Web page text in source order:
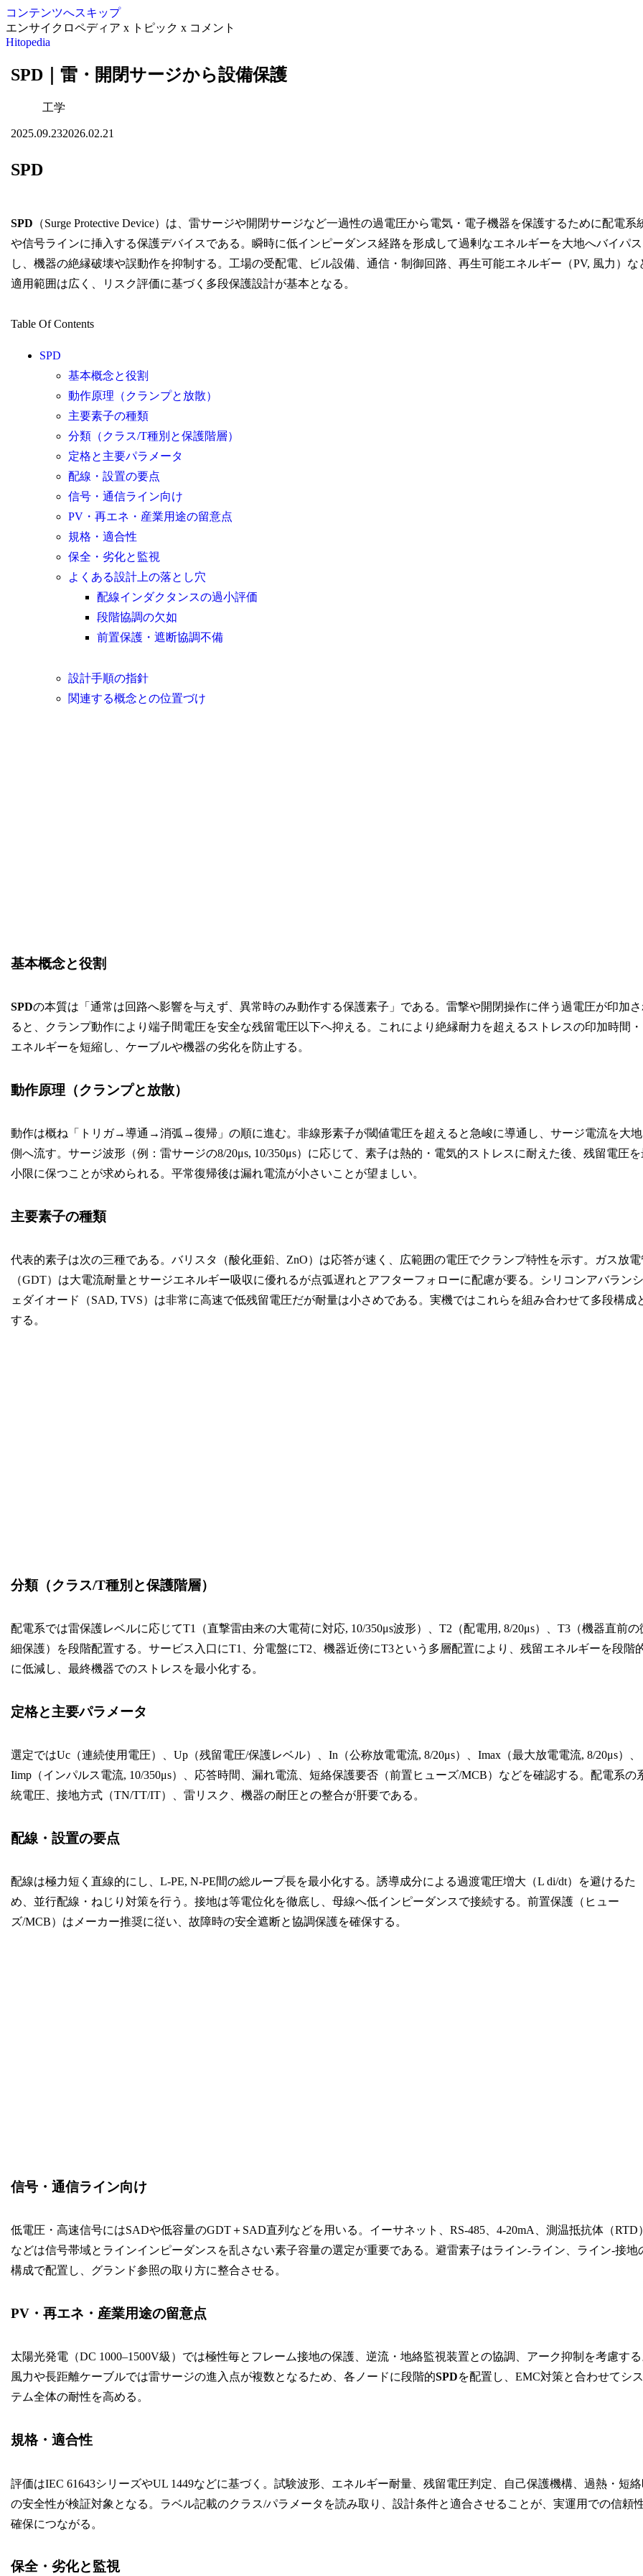
コンテンツへスキップ
エンサイクロペディア x トピック x コメント
Hitopedia
SPD｜雷・開閉サージから設備保護
工学
2025.09.232026.02.21
SPD
SPD （Surge Protective Device）は、雷サージや開閉サージなど一過性の過電圧から電気・電子機器を保護するために配電系
や信号ラインに挿入する保護デバイスである。瞬時に低インピーダンス経路を形成して過剰なエネルギーを大地へバイパス
し、機器の絶縁破壊や誤動作を抑制する。工場の受配電、ビル設備、通信・制御回路、再生可能エネルギー（PV, 風力）な
適用範囲は広く、リスク評価に基づく多段保護設計が基本となる。
Table Of Contents
SPD
基本概念と役割
動作原理（クランプと放散）
主要素子の種類
分類（クラス/T種別と保護階層）
定格と主要パラメータ
配線・設置の要点
信号・通信ライン向け
PV・再エネ・産業用途の留意点
規格・適合性
保全・劣化と監視
よくある設計上の落とし穴
配線インダクタンスの過小評価
段階協調の欠如
前置保護・遮断協調不備
設計手順の指針
関連する概念との位置づけ
基本概念と役割
SPDの本質は「通常は回路へ影響を与えず、異常時のみ動作する保護素子」である。雷撃や開閉操作に伴う過電圧が印加
ると、クランプ動作により端子間電圧を安全な残留電圧以下へ抑える。これにより絶縁耐力を超えるストレスの印加時間・
エネルギーを短縮し、ケーブルや機器の劣化を防止する。
動作原理（クランプと放散）
動作は概ね「トリガ→導通→消弧→復帰」の順に進む。非線形素子が閾値電圧を超えると急峻に導通し、サージ電流を大地
側へ流す。サージ波形（例：雷サージの8/20μs, 10/350μs）に応じて、素子は熱的・電気的ストレスに耐えた後、残留電圧を
小限に保つことが求められる。平常復帰後は漏れ電流が小さいことが望ましい。
主要素子の種類
代表的素子は次の三種である。バリスタ（酸化亜鉛、ZnO）は応答が速く、広範囲の電圧でクランプ特性を示す。ガス放電
（GDT）は大電流耐量とサージエネルギー吸収に優れるが点弧遅れとアフターフォローに配慮が要る。シリコンアバランシ
ェダイオード（SAD, TVS）は非常に高速で低残留電圧だが耐量は小さめである。実機ではこれらを組み合わせて多段構成
する。
分類（クラス/T種別と保護階層）
配電系では雷保護レベルに応じてT1（直撃雷由来の大電荷に対応, 10/350μs波形）、T2（配電用, 8/20μs）、T3（機器直前の
細保護）を段階配置する。サービス入口にT1、分電盤にT2、機器近傍にT3という多層配置により、残留エネルギーを段階
に低減し、最終機器でのストレスを最小化する。
定格と主要パラメータ
選定ではUc（連続使用電圧）、Up（残留電圧/保護レベル）、In（公称放電電流, 8/20μs）、Imax（最大放電電流, 8/20μs）、
Iimp（インパルス電流, 10/350μs）、応答時間、漏れ電流、短絡保護要否（前置ヒューズ/MCB）などを確認する。配電系の
統電圧、接地方式（TN/TT/IT）、雷リスク、機器の耐圧との整合が肝要である。
配線・設置の要点
配線は極力短く直線的にし、L-PE, N-PE間の総ループ長を最小化する。誘導成分による過渡電圧増大（L di/dt）を避けるた
め、並行配線・ねじり対策を行う。接地は等電位化を徹底し、母線へ低インピーダンスで接続する。前置保護（ヒュー
ズ/MCB）はメーカー推奨に従い、故障時の安全遮断と協調保護を確保する。
信号・通信ライン向け
低電圧・高速信号にはSADや低容量のGDT＋SAD直列などを用いる。イーサネット、RS-485、4-20mA、測温抵抗体（RTD
などは信号帯域とラインインピーダンスを乱さない素子容量の選定が重要である。避雷素子はライン-ライン、ライン-接地
構成で配置し、グランド参照の取り方に整合させる。
PV・再エネ・産業用途の留意点
太陽光発電（DC 1000–1500V級）では極性毎とフレーム接地の保護、逆流・地絡監視装置との協調、アーク抑制を考慮す
風力や長距離ケーブルでは雷サージの進入点が複数となるため、各ノードに段階的SPDを配置し、EMC対策と合わせてシス
テム全体の耐性を高める。
規格・適合性
評価はIEC 61643シリーズやUL 1449などに基づく。試験波形、エネルギー耐量、残留電圧判定、自己保護機構、過熱・短
の安全性が検証対象となる。ラベル記載のクラス/パラメータを読み取り、設計条件と適合させることが、実運用での信頼
確保につながる。
保全・劣化と監視